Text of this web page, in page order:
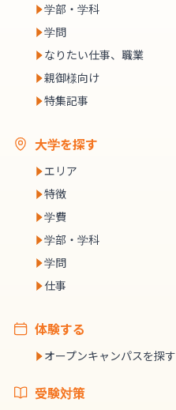
学部・学科
学問
なりたい仕事、職業
親御様向け
特集記事
大学を探す
エリア
特徴
学費
学部・学科
学問
仕事
体験する
オープンキャンパスを探す
受験対策